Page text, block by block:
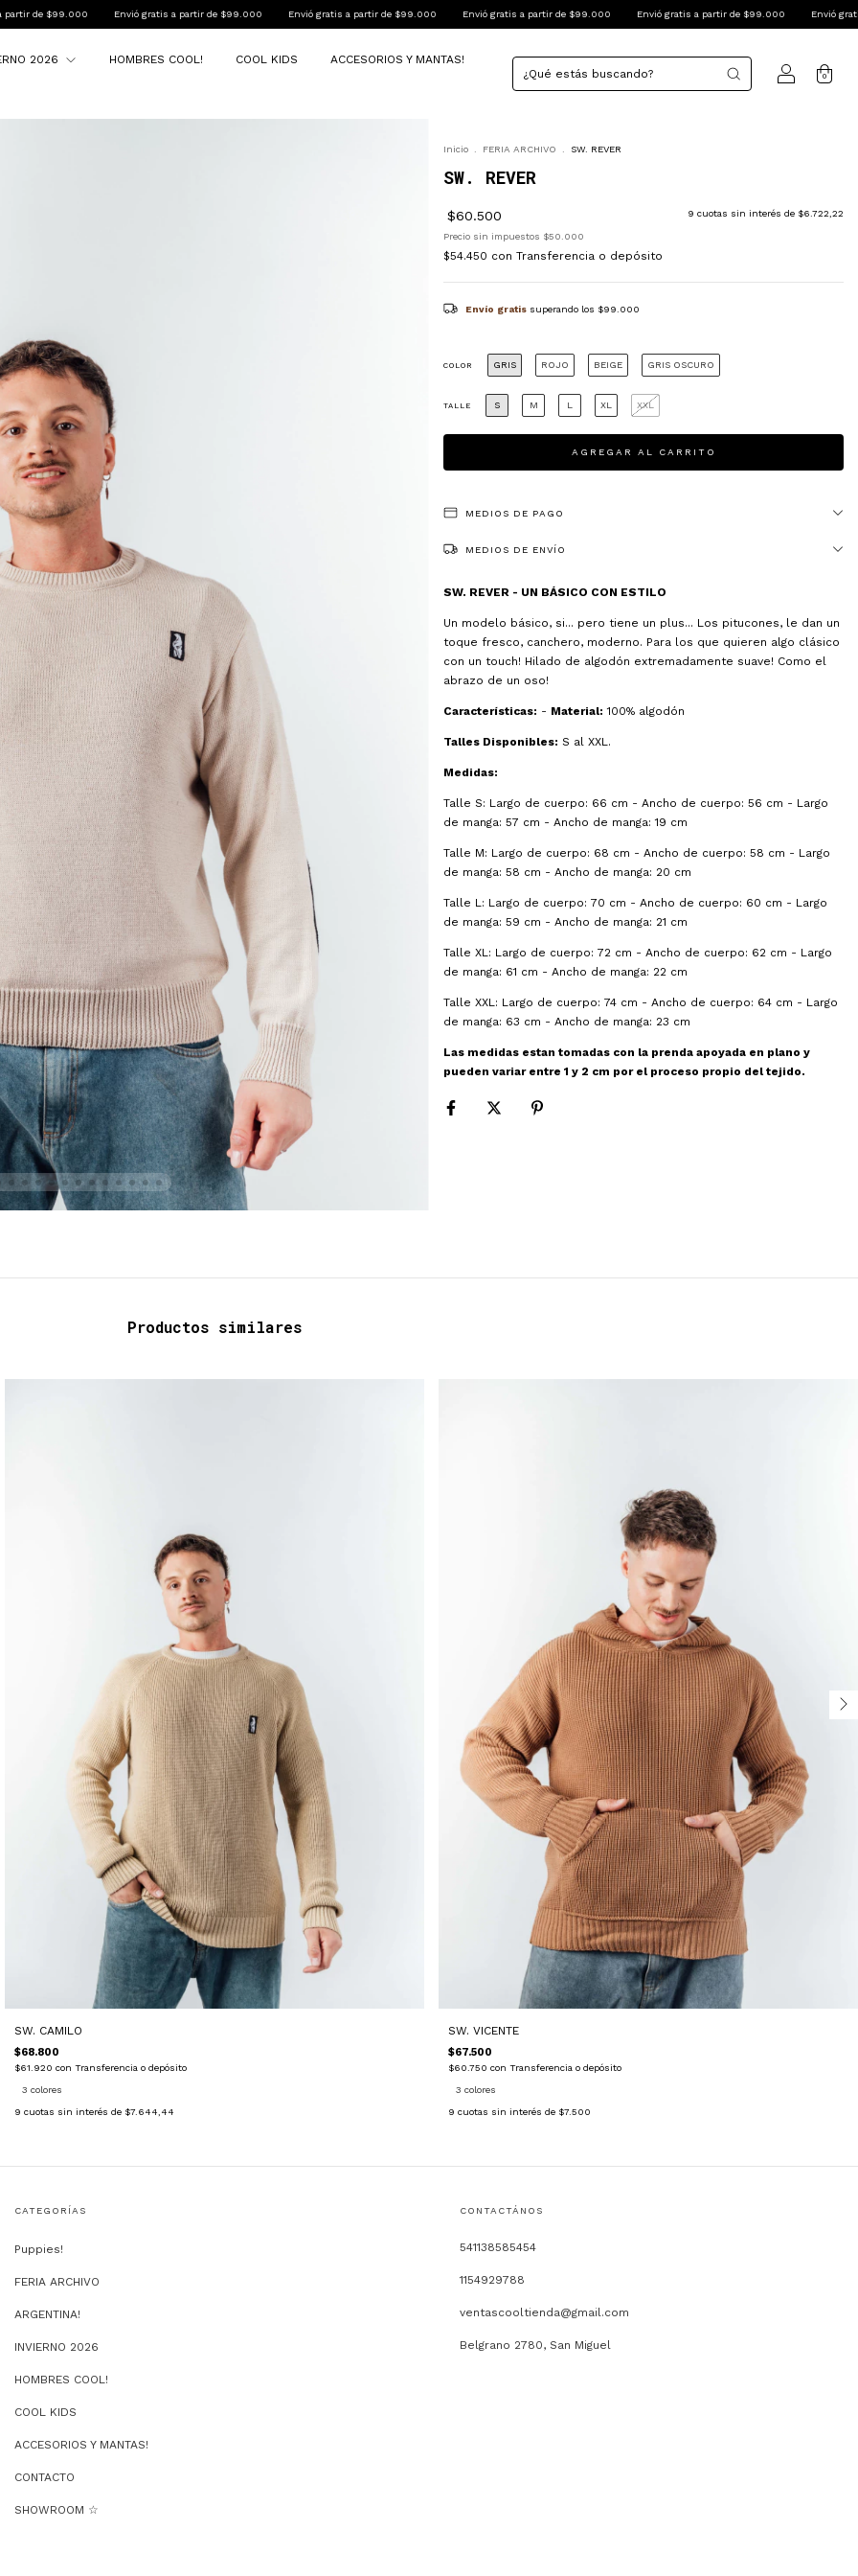
Envió gratis a partir de $99.000 Envió gratis a partir de $99.000 Envió gratis a partir de $99.000 Envió gratis a partir de $99.000 Envió gratis a partir de
2026 HOMBRES COOL! COOL KIDS ACCESORIOS Y MANTAS!
0
Inicio FERIA ARCHIVO SW. REVER
SW. REVER
$60.500 9 cuotas sin interés de $6.722,22
Precio sin impuestos $50.000
$54.450 con Transferencia o depósito
Envío gratis superando los $99.000
COLOR GRIS ROJO BEIGE GRIS OSCURO
TALLE S M L XL XXL
MEDIOS DE PAGO
MEDIOS DE ENVÍO
SW. REVER - UN BÁSICO CON ESTILO
Un modelo básico, si... pero tiene un plus... Los pitucones, le dan un
toque fresco, canchero, moderno. Para los que quieren algo clásico
con un touch! Hilado de algodón extremadamente suave! Como el
abrazo de un oso!
Características: - Material: 100% algodón
Talles Disponibles: S al XXL.
Medidas:
Talle S: Largo de cuerpo: 66 cm - Ancho de cuerpo: 56 cm - Largo
de manga: 57 cm - Ancho de manga: 19 cm
Talle M: Largo de cuerpo: 68 cm - Ancho de cuerpo: 58 cm - Largo
de manga: 58 cm - Ancho de manga: 20 cm
Talle L: Largo de cuerpo: 70 cm - Ancho de cuerpo: 60 cm - Largo
de manga: 59 cm - Ancho de manga: 21 cm
Talle XL: Largo de cuerpo: 72 cm - Ancho de cuerpo: 62 cm - Largo
de manga: 61 cm - Ancho de manga: 22 cm
Talle XXL: Largo de cuerpo: 74 cm - Ancho de cuerpo: 64 cm - Largo
de manga: 63 cm - Ancho de manga: 23 cm
Las medidas estan tomadas con la prenda apoyada en plano y
pueden variar entre 1 y 2 cm por el proceso propio del tejido.
Productos similares
SW. CAMILO
$68.800
$61.920 con Transferencia o depósito
3 colores
9 cuotas sin interés de $7.644,44
SW. VICENTE
$67.500
$60.750 con Transferencia o depósito
3 colores
9 cuotas sin interés de $7.500
CATEGORÍAS
Puppies!
FERIA ARCHIVO
ARGENTINA!
INVIERNO 2026
HOMBRES COOL!
COOL KIDS
ACCESORIOS Y MANTAS!
CONTACTO
SHOWROOM ☆
CONTACTÁNOS
541138585454
1154929788
ventascooltienda@gmail.com
Belgrano 2780, San Miguel